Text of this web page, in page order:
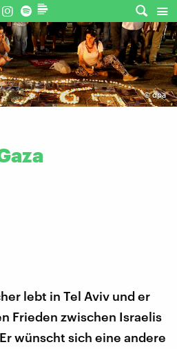
©dpa
lebt in Tel Aviv und er
Frieden zwischen Israelis
wünscht sich eine andere